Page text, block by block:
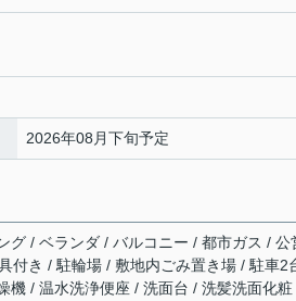
2026年08月下旬予定
グ / ベランダ / バルコニー / 都市ガス / 公
付き / 駐輪場 / 敷地内ごみ置き場 / 駐車2
機 / 温水洗浄便座 / 洗面台 / 洗髪洗面化粧